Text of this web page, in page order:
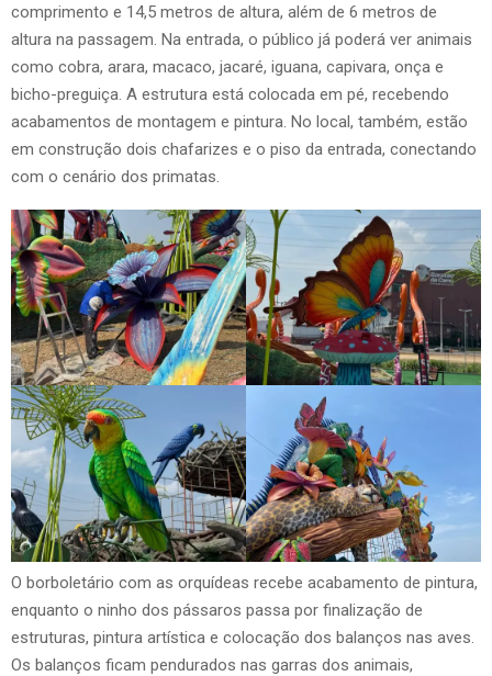
comprimento e 14,5 metros de altura, além de 6 metros de
altura na passagem. Na entrada, o público já poderá ver animais
como cobra, arara, macaco, jacaré, iguana, capivara, onça e
bicho-preguiça. A estrutura está colocada em pé, recebendo
acabamentos de montagem e pintura. No local, também, estão
em construção dois chafarizes e o piso da entrada, conectando
com o cenário dos primatas.
O borboletário com as orquídeas recebe acabamento de pintura,
enquanto o ninho dos pássaros passa por finalização de
estruturas, pintura artística e colocação dos balanços nas aves.
Os balanços ficam pendurados nas garras dos animais,